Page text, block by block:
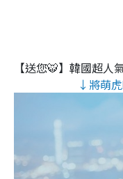
【送您🐯】韓國超人
↓將萌